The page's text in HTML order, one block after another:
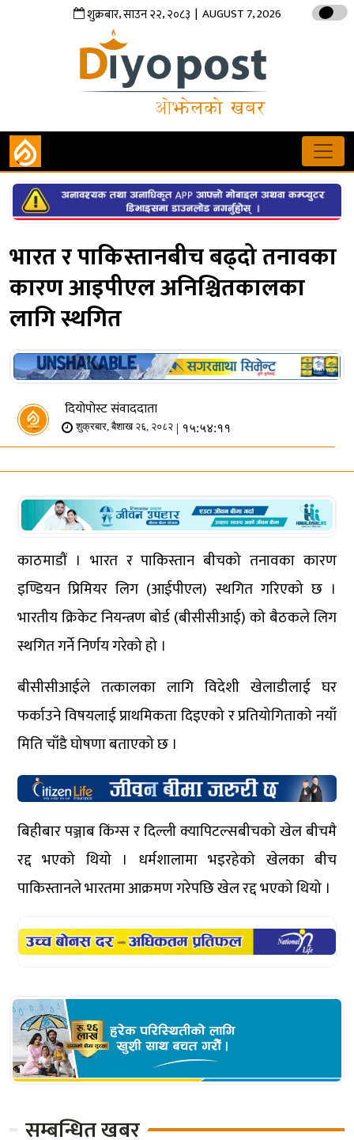
शुक्रबार,साउन२२,२०८३ | AUGUST 7, 2026
भारत र पाकिस्तानबीच बढ्दो तनावका
कारण आइपीएल अनिश्चितकालका
लागि स्थगित
दियोपोस्ट संवाददाता
शुक्रबार, बैशाख २६, २०८२ | १५:५४:११
काठमाडौं । भारत र पाकिस्तान बीचको तनावका कारण
इण्डियन प्रिमियर लिग (आईपीएल) स्थगित गरिएको छ ।
भारतीय क्रिकेट नियन्त्रण बोर्ड (बीसीसीआई) को बैठकले लिग
स्थगित गर्ने निर्णय गरेको हो ।
बीसीसीआईले तत्कालका लागि विदेशी खेलाडीलाई घर
फर्काउने विषयलाई प्राथमिकता दिइएको र प्रतियोगिताको नयाँ
मिति चाँडै घोषणा बताएको छ ।
बिहीबार पञ्जाब किंग्स र दिल्ली क्यापिटल्सबीचको खेल बीचमै
रद्द भएको थियो । धर्मशालामा भइरहेको खेलका बीच
पाकिस्तानले भारतमा आक्रमण गरेपछि खेल रद्द भएको थियो ।
सम्बन्धित खबर